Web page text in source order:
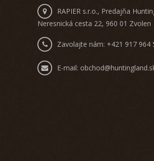
RAPIER s.r.o., Predajňa
Neresnická cesta 22, 960 01 Zvolen
Zavolajte nám: +421 917 964
E-mail: